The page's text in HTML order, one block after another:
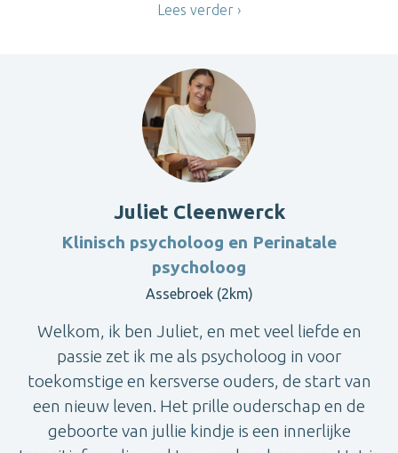
Lees verder
Juliet Cleenwerck
Klinisch psycholoog en Perinatale
psycholoog
Assebroek (2km)
Welkom, ik ben Juliet, en met veel liefde en
passie zet ik me als psycholoog in voor
toekomstige en kersverse ouders, de start van
een nieuw leven. Het prille ouderschap en de
geboorte van jullie kindje is een innerlijke